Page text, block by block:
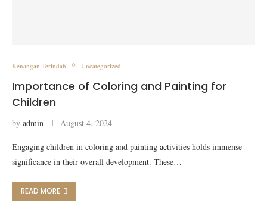
Kenangan Terindah Uncategorized
Importance of Coloring and Painting for
Children
by admin August 4, 2024
Engaging children in coloring and painting activities holds immense
significance in their overall development. These…
READ MORE